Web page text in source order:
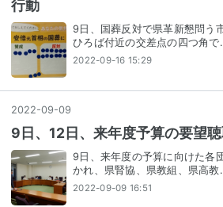
行動
9日、国葬反対で県革新懇問う
ひろば付近の交差点の四つ角
2022-09-16 15:29
2022-09-09
9日、12日、来年度予算の要望聴
9日、来年度の予算に向けた各
かれ、県腎協、県教組、県高
2022-09-09 16:51